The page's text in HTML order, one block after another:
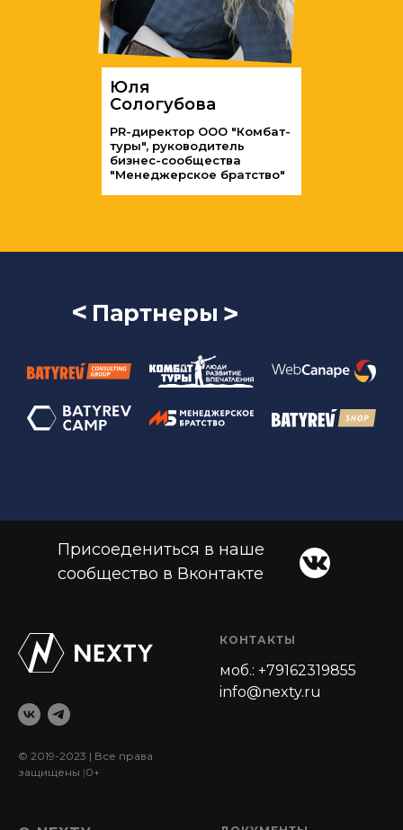
Юля
Сологубова
PR-директор ООО "Комбат-
туры", руководитель
бизнес-сообщества
"Менеджерское братство"
Партнеры
< <
Присоедениться в наше
сообщество в Вконтакте
© 2019-2023 | Все права
защищены |0+
КОНТАКТЫ
моб.: +79162319855
info@nexty.ru